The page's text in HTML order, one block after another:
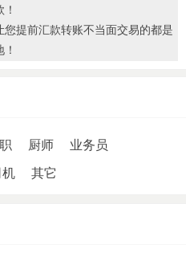
提前汇款转账不当面交易的都是
厨师
业务员
其它